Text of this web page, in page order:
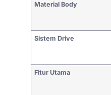
Material Body
Sistem Drive
Fitur Utama